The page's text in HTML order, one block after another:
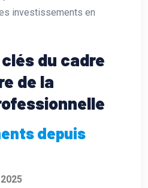
investissements en
du cadre
de la
depuis